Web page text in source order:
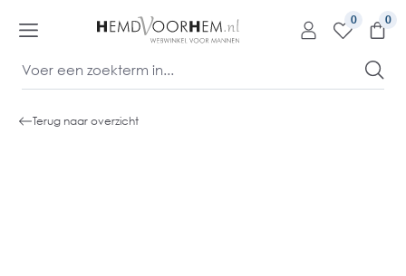
0
Terug naar overzicht